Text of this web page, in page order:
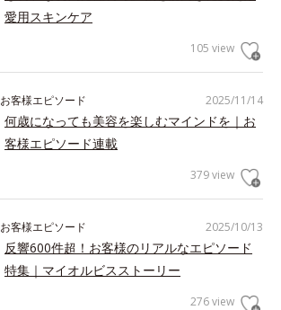
愛用スキンケア
105 view
2025/11/14
お客様エピソード
何歳になっても美容を楽しむマインドを｜お
客様エピソード連載
379 view
2025/10/13
お客様エピソード
反響600件超！お客様のリアルなエピソード
特集｜マイオルビスストーリー
276 view